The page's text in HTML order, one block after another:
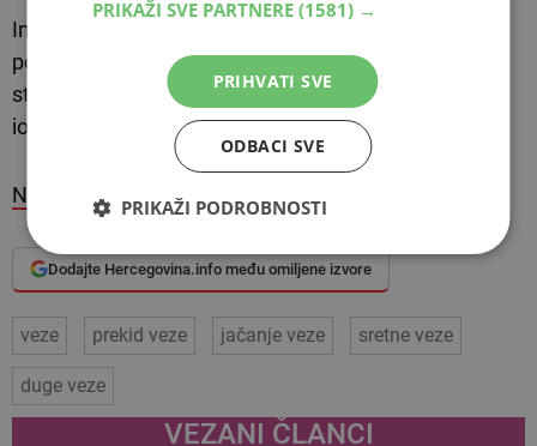
Imate dojam da bi njegovo ili njezino prisustvo svima
pokvarilo raspoloženje. Ili izbjegavate osobu s kojom
ste u vezi pozvati da vam se pridruži jer znate da će
ionako odbiti.
Net.hr
Dodajte Hercegovina.info među omiljene izvore
veze prekid veze jačanje veze sretne veze
duge veze
VEZANI ČLANCI
PRIKAŽI SVE PARTNERE (1581) →
PRIHVATI SVE
ODBACI SVE
PRIKAŽI PODROBNOSTI